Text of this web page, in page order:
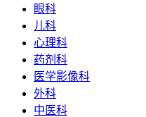
眼科
儿科
心理科
药剂科
医学影像科
外科
中医科